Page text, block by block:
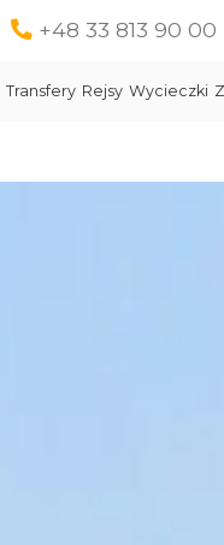
+48 33 813 90 00
Transfery Rejsy Wycieczki